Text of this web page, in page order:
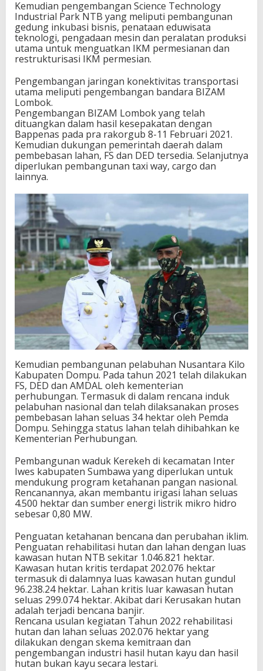
Kemudian pengembangan Science Technology
Industrial Park NTB yang meliputi pembangunan
gedung inkubasi bisnis, penataan eduwisata
teknologi, pengadaan mesin dan peralatan produksi
utama untuk menguatkan IKM permesianan dan
restrukturisasi IKM permesian.
Pengembangan jaringan konektivitas transportasi
utama meliputi pengembangan bandara BIZAM
Lombok.
Pengembangan BIZAM Lombok yang telah
dituangkan dalam hasil kesepakatan dengan
Bappenas pada pra rakorgub 8-11 Februari 2021.
Kemudian dukungan pemerintah daerah dalam
pembebasan lahan, FS dan DED tersedia. Selanjutnya
diperlukan pembangunan taxi way, cargo dan
lainnya.
Kemudian pembangunan pelabuhan Nusantara Kilo
Kabupaten Dompu. Pada tahun 2021 telah dilakukan
FS, DED dan AMDAL oleh kementerian
perhubungan. Termasuk di dalam rencana induk
pelabuhan nasional dan telah dilaksanakan proses
pembebasan lahan seluas 34 hektar oleh Pemda
Dompu. Sehingga status lahan telah dihibahkan ke
Kementerian Perhubungan.
Pembangunan waduk Kerekeh di kecamatan Inter
Iwes kabupaten Sumbawa yang diperlukan untuk
mendukung program ketahanan pangan nasional.
Rencanannya, akan membantu irigasi lahan seluas
4.500 hektar dan sumber energi listrik mikro hidro
sebesar 0,80 MW.
Penguatan ketahanan bencana dan perubahan iklim.
Penguatan rehabilitasi hutan dan lahan dengan luas
kawasan hutan NTB sekitar 1.046.821 hektar.
Kawasan hutan kritis terdapat 202.076 hektar
termasuk di dalamnya luas kawasan hutan gundul
96.238.24 hektar. Lahan kritis luar kawasan hutan
seluas 299.074 hektar. Akibat dari Kerusakan hutan
adalah terjadi bencana banjir.
Rencana usulan kegiatan Tahun 2022 rehabilitasi
hutan dan lahan seluas 202.076 hektar yang
dilakukan dengan skema kemitraan dan
pengembangan industri hasil hutan kayu dan hasil
hutan bukan kayu secara lestari.